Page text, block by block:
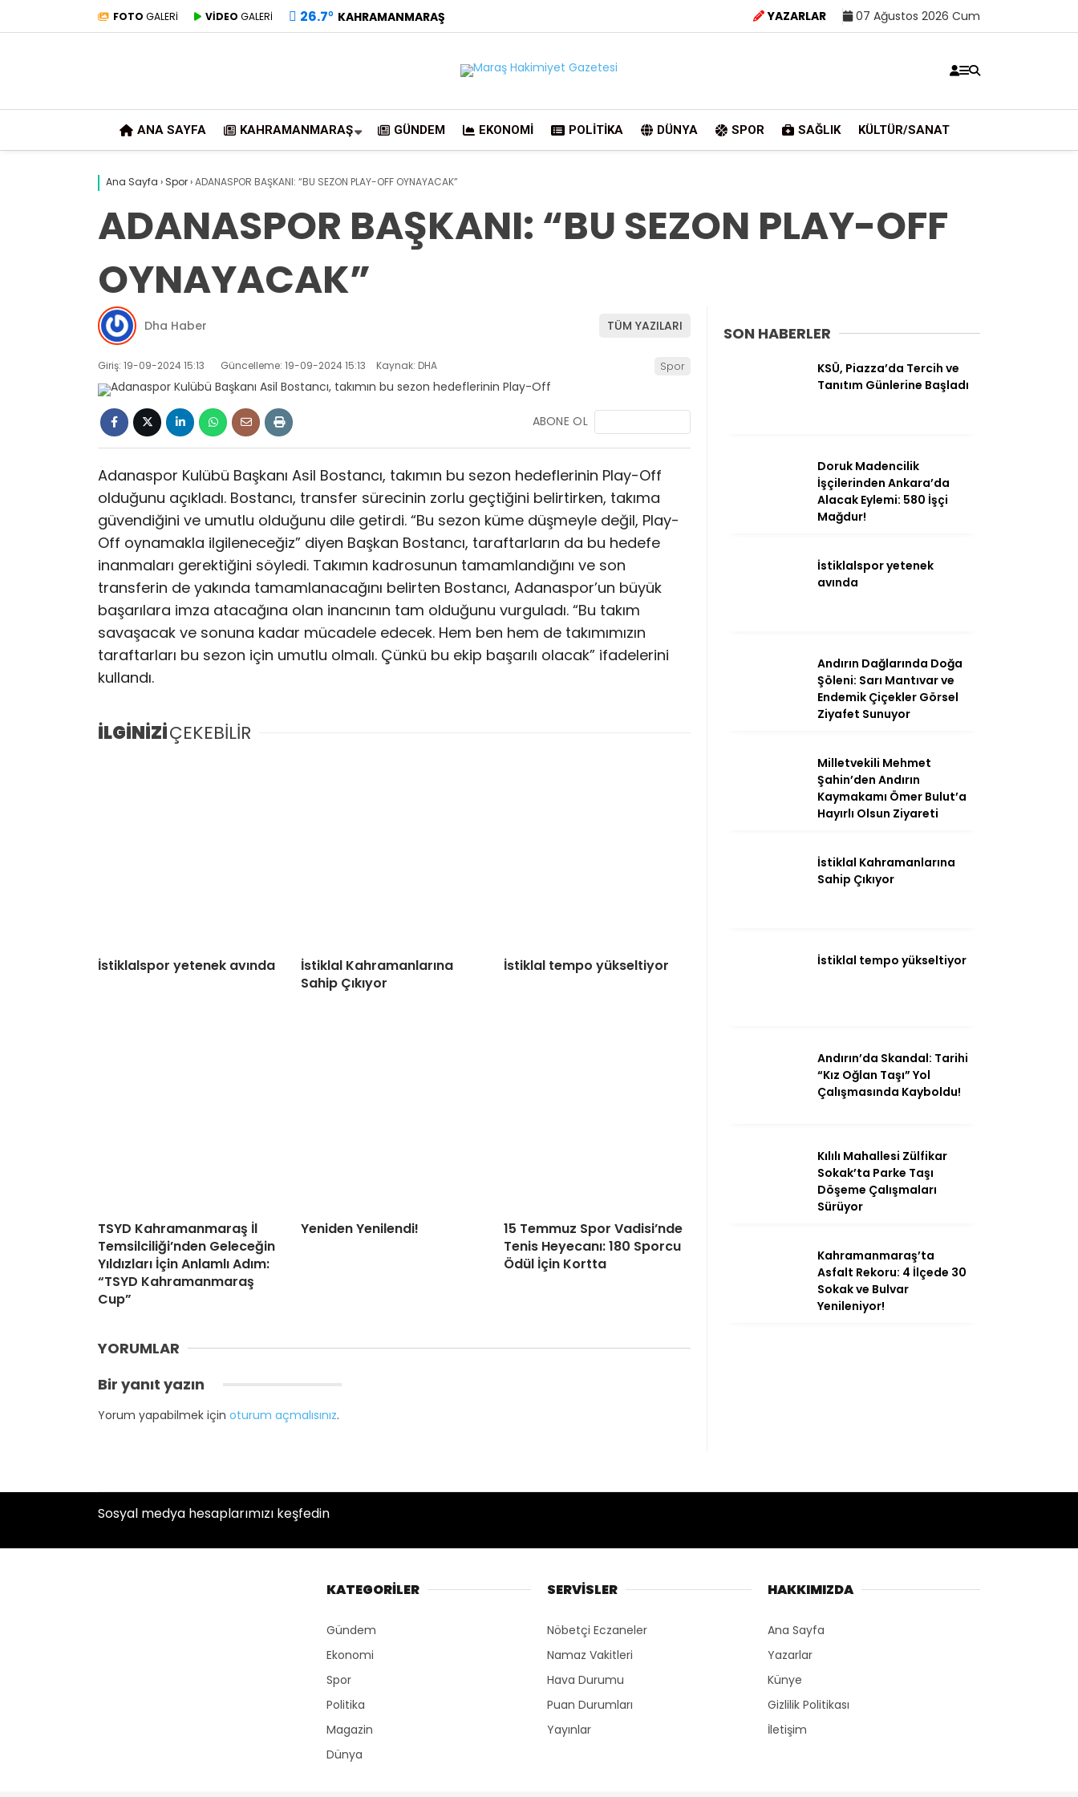
Gündem
Ekonomi
Dünya
Kültür/Sanat
FOTO GALERİ VİDEO GALERİ 26.7° KAHRAMANMARAŞ YAZARLAR 07 Ağustos 2026 Cum
ANA SAYFA KAHRAMANMARAŞ GÜNDEM EKONOMI POLITIKA DÜNYA SPOR SAĞLIK KÜLTÜR/SANAT
Ana Sayfa › Spor›ADANASPOR BAŞKANI: “BU SEZON PLAY-OFF OYNAYACAK”
ADANASPOR BAŞKANI: “BU SEZON PLAY-OFF
OYNAYACAK”
Dha Haber TÜM YAZILARI
Giriş: 19-09-2024 15:13 Güncelleme: 19-09-2024 15:13 Kaynak: DHA Spor
ABONE OL
Adanaspor Kulübü Başkanı Asil Bostancı, takımın bu sezon hedeflerinin Play-Off
olduğunu açıkladı. Bostancı, transfer sürecinin zorlu geçtiğini belirtirken, takıma
güvendiğini ve umutlu olduğunu dile getirdi. “Bu sezon küme düşmeyle değil, Play-
Off oynamakla ilgileneceğiz” diyen Başkan Bostancı, taraftarların da bu hedefe
inanmaları gerektiğini söyledi. Takımın kadrosunun tamamlandığını ve son
transferin de yakında tamamlanacağını belirten Bostancı, Adanaspor’un büyük
başarılara imza atacağına olan inancının tam olduğunu vurguladı. “Bu takım
savaşacak ve sonuna kadar mücadele edecek. Hem ben hem de takımımızın
taraftarları bu sezon için umutlu olmalı. Çünkü bu ekip başarılı olacak” ifadelerini
kullandı.
İLGİNİZİÇEKEBİLİR
İstiklalspor yetenek avında
İstiklal Kahramanlarına
Sahip Çıkıyor
İstiklal tempo yükseltiyor
TSYD Kahramanmaraş İl
Temsilciliği’nden Geleceğin
Yıldızları İçin Anlamlı Adım:
“TSYD Kahramanmaraş
Cup”
Yeniden Yenilendi!
15 Temmuz Spor Vadisi’nde
Tenis Heyecanı: 180 Sporcu
Ödül İçin Kortta
YORUMLAR
Bir yanıt yazın
Yorum yapabilmek için oturum açmalısınız.
SON HABERLER
KSÜ, Piazza’da Tercih ve
Tanıtım Günlerine Başladı
Doruk Madencilik
İşçilerinden Ankara’da
Alacak Eylemi: 580 İşçi
Mağdur!
İstiklalspor yetenek
avında
Andırın Dağlarında Doğa
Şöleni: Sarı Mantıvar ve
Endemik Çiçekler Görsel
Ziyafet Sunuyor
Milletvekili Mehmet
Şahin’den Andırın
Kaymakamı Ömer Bulut’a
Hayırlı Olsun Ziyareti
İstiklal Kahramanlarına
Sahip Çıkıyor
İstiklal tempo yükseltiyor
Andırın’da Skandal: Tarihi
“Kız Oğlan Taşı” Yol
Çalışmasında Kayboldu!
Kılılı Mahallesi Zülfikar
Sokak’ta Parke Taşı
Döşeme Çalışmaları
Sürüyor
Kahramanmaraş’ta
Asfalt Rekoru: 4 İlçede 30
Sokak ve Bulvar
Yenileniyor!
Sosyal medya hesaplarımızı keşfedin
KATEGORİLER
Gündem
Ekonomi
Spor
Politika
Magazin
Dünya
SERVİSLER
Nöbetçi Eczaneler
Namaz Vakitleri
Hava Durumu
Puan Durumları
Yayınlar
HAKKIMIZDA
Ana Sayfa
Yazarlar
Künye
Gizlilik Politikası
İletişim